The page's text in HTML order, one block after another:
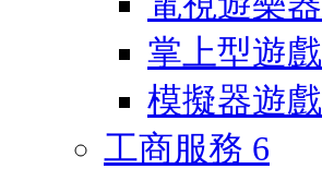
掌上型遊戲
模擬器遊戲
工商服務 6